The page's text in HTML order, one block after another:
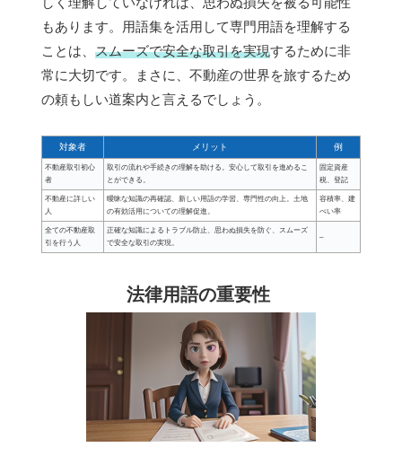
もあります。用語集を活用して専門用語を理解する
ことは、 スムーズで安全な取引を実現するために非
常に大切です。まさに、不動産の世界を旅するため
の頼もしい道案内と言えるでしょう。
対象者 メリット 例
不動産取引初心
者
取引の流れや手続きの理解を助ける。安心して取引を進めるこ
とができる。
固定資産
税、登記
不動産に詳しい
人
曖昧な知識の再確認、新しい用語の学習、専門性の向上。土地
の有効活用についての理解促進。
容積率、建
ぺい率
全ての不動産取
引を行う人
正確な知識によるトラブル防止、思わぬ損失を防ぐ、スムーズ
で安全な取引の実現。
–
法律用語の重要性